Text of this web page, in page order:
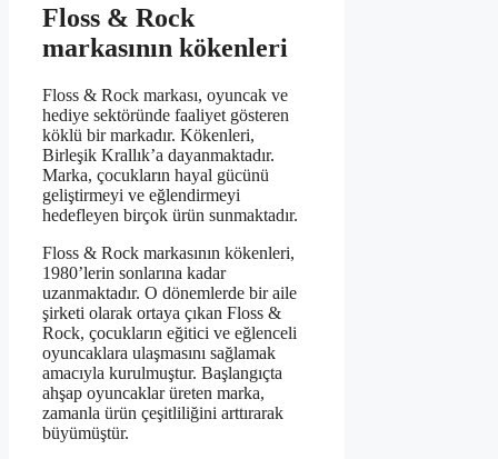
Floss & Rock
markasının kökenleri
Floss & Rock markası, oyuncak ve
hediye sektöründe faaliyet gösteren
köklü bir markadır. Kökenleri,
Birleşik Krallık’a dayanmaktadır.
Marka, çocukların hayal gücünü
geliştirmeyi ve eğlendirmeyi
hedefleyen birçok ürün sunmaktadır.
Floss & Rock markasının kökenleri,
1980’lerin sonlarına kadar
uzanmaktadır. O dönemlerde bir aile
şirketi olarak ortaya çıkan Floss &
Rock, çocukların eğitici ve eğlenceli
oyuncaklara ulaşmasını sağlamak
amacıyla kurulmuştur. Başlangıçta
ahşap oyuncaklar üreten marka,
zamanla ürün çeşitliliğini arttırarak
büyümüştür.